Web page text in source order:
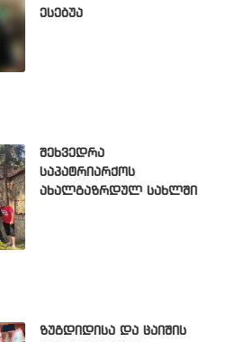
ესებუა
შეხვედრა
საპატრიარქოს
ახალგაზრდულ სახლში
ზუგდიდისა და ცაიშის